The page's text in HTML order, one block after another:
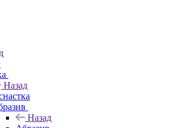
Назад
Назад